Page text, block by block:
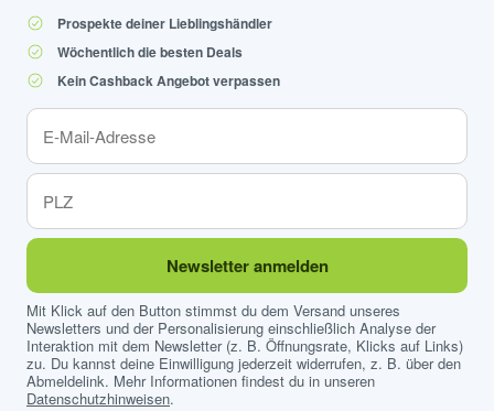
Prospekte deiner Lieblingshändler
Wöchentlich die besten Deals
Kein Cashback Angebot verpassen
Newsletter anmelden
Mit Klick auf den Button stimmst du dem Versand unseres
Newsletters und der Personalisierung einschließlich Analyse der
Interaktion mit dem Newsletter (z. B. Öffnungsrate, Klicks auf Links)
zu. Du kannst deine Einwilligung jederzeit widerrufen, z. B. über den
Abmeldelink. Mehr Informationen findest du in unseren
Datenschutzhinweisen.